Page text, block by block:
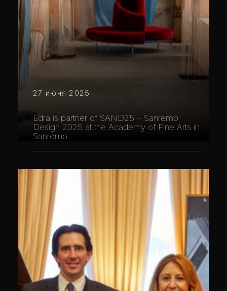
27 июня 2025
Edra is partner of SAND25 – Sanremo
Design 2025 at the Academy of Fine Arts in
Sanremo